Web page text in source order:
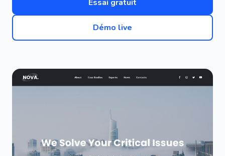
Essai gratuit
Démo live